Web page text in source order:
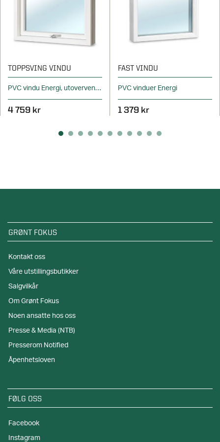
TOPPSVING VINDU
PVC vindu Energi, utovervendt
4 759 kr
FAST VINDU
PVC vinduer Energi
1 379 kr
GRØNT FOKUS
Kontakt oss
Våre utstillingsbutikker
Salgvilkår
Om Grønt Fokus
Noen ansatte hos oss
Presse & Media (NTB)
Presserom Notified
Åpenhetsloven
FØLG OSS
Facebook
Instagram